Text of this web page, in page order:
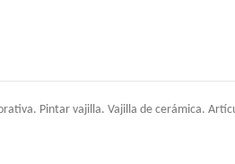
Pintar vajilla. Vajilla de cerámica.